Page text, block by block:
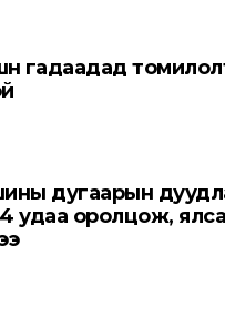
гадаадад
дугаарын
удаа оролцож,